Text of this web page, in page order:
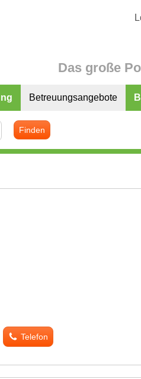
Das große
Betreuungsangebote
Finden
Telefon